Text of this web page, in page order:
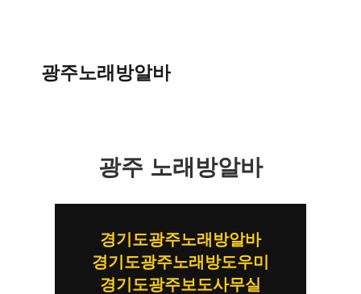
광주노래방알바
광주 노래방알바
경기도광주노래방알바
경기도광주노래방도우미
경기도광주보도사무실